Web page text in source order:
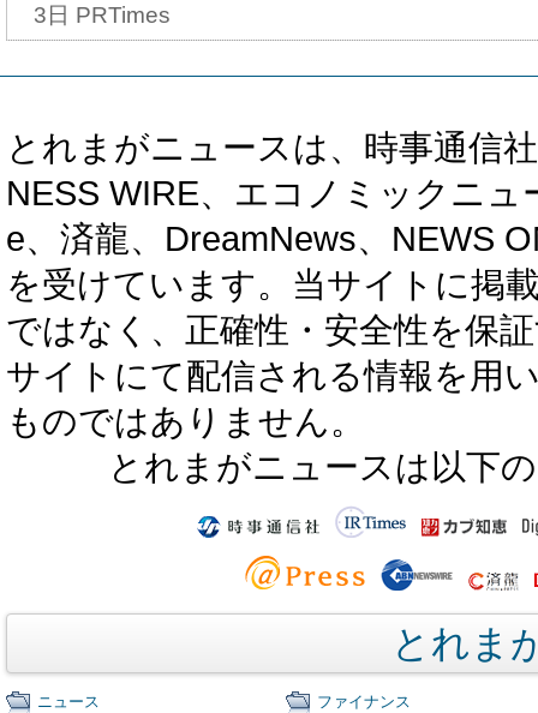
3日 PRTimes
とれまがニュースは、時事通信
NESS WIRE、エコノミックニ
e、済龍、DreamNews、NEWS
を受けています。当サイトに掲
ではなく、正確性・安全性を保
サイトにて配信される情報を用
ものではありません。
とれまがニュースは以下
とれま
ニュース
ファイナンス